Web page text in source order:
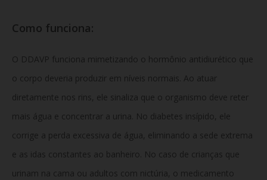
Como funciona:
O DDAVP funciona mimetizando o hormônio antidiurético que
o corpo deveria produzir em níveis normais. Ao atuar
diretamente nos rins, ele sinaliza que o organismo deve reter
mais água e concentrar a urina. No diabetes insípido, ele
corrige a perda excessiva de água, eliminando a sede extrema
e as idas constantes ao banheiro. No caso de crianças que
urinam na cama ou adultos com nictúria, o medicamento